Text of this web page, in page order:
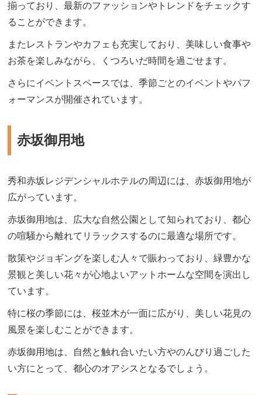
揃っており、最新のファッションやトレンドをチェックす
ることができます。
またレストランやカフェも充実しており、美味しい食事や
お茶を楽しみながら、くつろいだ時間を過ごせます。
さらにイベントスペースでは、季節ごとのイベントやパフ
ォーマンスが開催されています。
赤坂御用地
秀和赤坂レジデンシャルホテルの周辺には、赤坂御用地が
広がっています。
赤坂御用地は、広大な自然公園として知られており、都心
の喧騒から離れてリラックスするのに最適な場所です。
散策やジョギングを楽しむ人々で賑わっており、緑豊かな
景観と美しい花々が心地よいアットホームな空間を演出し
ています。
特に桜の季節には、桜並木が一面に広がり、美しい花見の
風景を楽しむことができます。
赤坂御用地は、自然と触れ合いたい方やのんびり過ごした
い方にとって、都心のオアシスとなるでしょう。